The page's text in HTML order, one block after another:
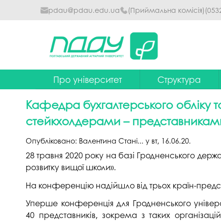
pdau@pdau.edu.ua (Приймальна комісія)
Про університет
Ректор
Почесні професори
Досягнення
Сталий розвиток
Політики університету
Історія
Гімн ПДАУ
Структура
Наглядова рада
Ректорат
Вчена рада
Факультети та
Коледжі
Бібліотека
Кафедра бухгалтерського обліку
стейкхолдерами –
Опубліковано: Валентина Стані... у вт, 16.06.20.
28 травня 2020 року на базі Гродненського
розвитку вищої школи».
На конференцію надійшло від трьох країн-
Уперше конференція для Гродненського
40 представників, зокрема з таких